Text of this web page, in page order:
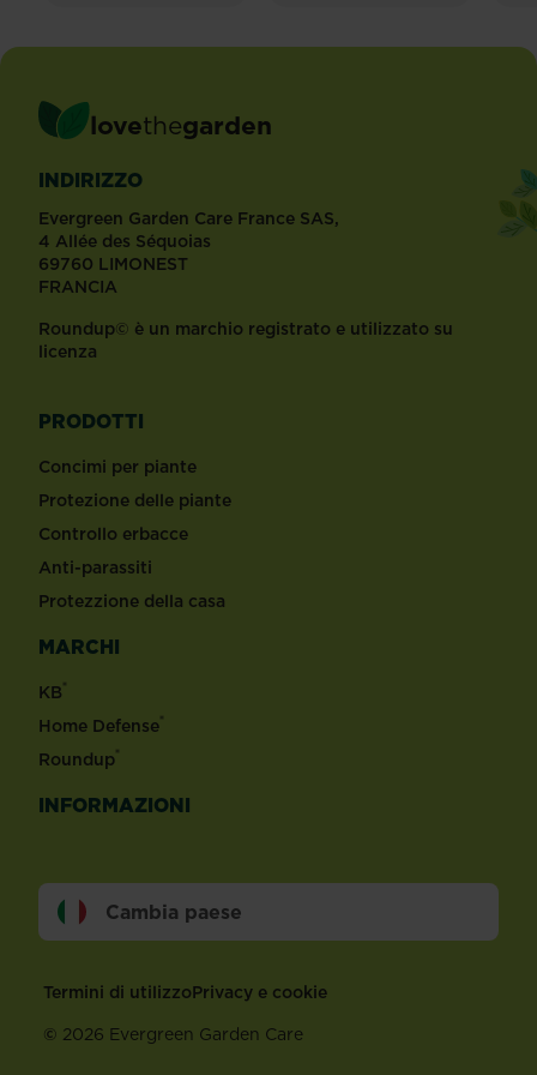
lovethegarden
INDIRIZZO
Evergreen Garden Care France SAS,
4 Allée des Séquoias
69760 LIMONEST
FRANCIA
Roundup© è un marchio registrato e utilizzato su
licenza
PRODOTTI
Concimi per piante
Protezione delle piante
Controllo erbacce
Anti-parassiti
Protezzione della casa
MARCHI
KB®
Home Defense®
Roundup®
INFORMAZIONI
Cambia paese
Footer
Termini di utilizzoPrivacy e cookie
© 2026 Evergreen Garden Care